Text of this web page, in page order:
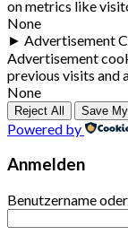
on metrics like
None
► Advertisement
Advertisement
previous visits and
None
Reject All Save
Powered by
Anmelden
Benutzername